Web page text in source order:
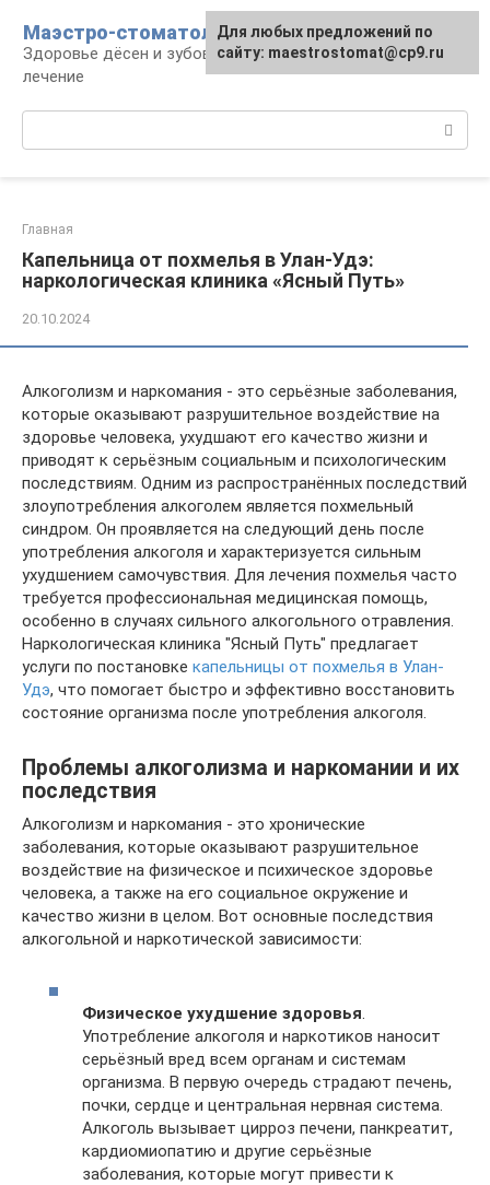
контенту
Маэстро-стоматолог
Здоровье дёсен и зубов, диагностика и
лечение
Главная
Капельница от похмелья в Улан-Удэ:
наркологическая клиника «Ясный Путь»
20.10.2024
Алкоголизм и наркомания - это серьёзные заболевания,
которые оказывают разрушительное воздействие на
здоровье человека, ухудшают его качество жизни и
приводят к серьёзным социальным и психологическим
последствиям. Одним из распространённых последствий
злоупотребления алкоголем является похмельный
синдром. Он проявляется на следующий день после
употребления алкоголя и характеризуется сильным
ухудшением самочувствия. Для лечения похмелья часто
требуется профессиональная медицинская помощь,
особенно в случаях сильного алкогольного отравления.
Наркологическая клиника "Ясный Путь" предлагает
услуги по постановке капельницы от похмелья в Улан-
Удэ, что помогает быстро и эффективно восстановить
состояние организма после употребления алкоголя.
Проблемы алкоголизма и наркомании и их
последствия
Алкоголизм и наркомания - это хронические
заболевания, которые оказывают разрушительное
воздействие на физическое и психическое здоровье
человека, а также на его социальное окружение и
качество жизни в целом. Вот основные последствия
алкогольной и наркотической зависимости:
Физическое ухудшение здоровья
Употребление алкоголя и наркотиков наносит
серьёзный вред всем органам и системам
организма. В первую очередь страдают печень,
почки, сердце и центральная нервная система.
Алкоголь вызывает цирроз печени, панкреатит,
кардиомиопатию и другие серьёзные
заболевания, которые могут привести к
Для любых предложений по
сайту: maestrostomat@cp9.ru